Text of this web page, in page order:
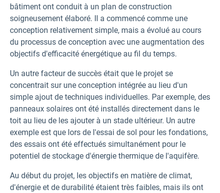
bâtiment ont conduit à un plan de construction
soigneusement élaboré. Il a commencé comme une
conception relativement simple, mais a évolué au cours
du processus de conception avec une augmentation des
objectifs d'efficacité énergétique au fil du temps.
Un autre facteur de succès était que le projet se
concentrait sur une conception intégrée au lieu d'un
simple ajout de techniques individuelles. Par exemple, des
panneaux solaires ont été installés directement dans le
toit au lieu de les ajouter à un stade ultérieur. Un autre
exemple est que lors de l'essai de sol pour les fondations,
des essais ont été effectués simultanément pour le
potentiel de stockage d'énergie thermique de l'aquifère.
Au début du projet, les objectifs en matière de climat,
d'énergie et de durabilité étaient très faibles, mais ils ont